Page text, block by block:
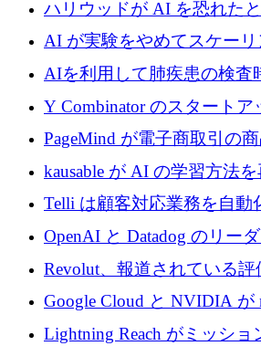
ハリウッドが AI を恐れた
代わりにプリプロダクショ
AI が実験をやめてスケーリ
AIを利用して肺疾患の検査
国のヘルステック挑戦者が
Y Combinator のスタートア
メールを再考するために
てステルスから浮上
PageMind が電子商取引の
AI を拡張するために 120 万
kausable が AI の学習方法
1,200 万ユーロを調達
Telli は顧客対応業務を自動
1,500 万ドルのシードを確保
OpenAI と Datadog のリー
ートアップ Arrakis を支援
Revolut、報道されている評
の新たな二次株式売却を確認
Google Cloud と NVIDIA が
された AI の野望を推進
Lightning Reach がミッシ